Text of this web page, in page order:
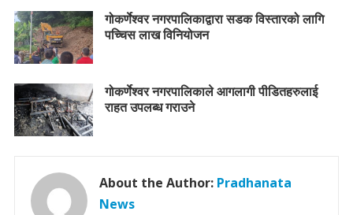
गोकर्णेश्वर नगरपालिकाद्वारा सडक विस्तारको लागि
पच्चिस लाख विनियोजन
गोकर्णेश्वर नगरपालिकाले आगलागी पीडितहरुलाई
राहत उपलब्ध गराउने
About the Author: Pradhanata
News